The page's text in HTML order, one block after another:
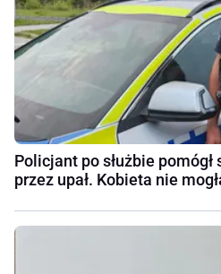
Policjant po służbie pomógł
przez upał. Kobieta nie